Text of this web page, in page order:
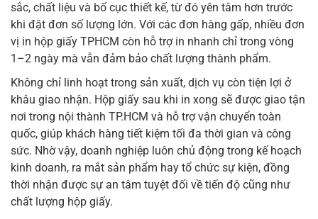
sắc, chất liệu và bố cục thiết kế, từ đó yên tâm hơn trước
khi đặt đơn số lượng lớn. Với các đơn hàng gấp, nhiều đơn
vị in hộp giấy TPHCM còn hỗ trợ in nhanh chỉ trong vòng
1–2 ngày mà vẫn đảm bảo chất lượng thành phẩm.
Không chỉ linh hoạt trong sản xuất, dịch vụ còn tiện lợi ở
khâu giao nhận. Hộp giấy sau khi in xong sẽ được giao tận
nơi trong nội thành TP.HCM và hỗ trợ vận chuyển toàn
quốc, giúp khách hàng tiết kiệm tối đa thời gian và công
sức. Nhờ vậy, doanh nghiệp luôn chủ động trong kế hoạch
kinh doanh, ra mắt sản phẩm hay tổ chức sự kiện, đồng
thời nhận được sự an tâm tuyệt đối về tiến độ cũng như
chất lượng hộp giấy.